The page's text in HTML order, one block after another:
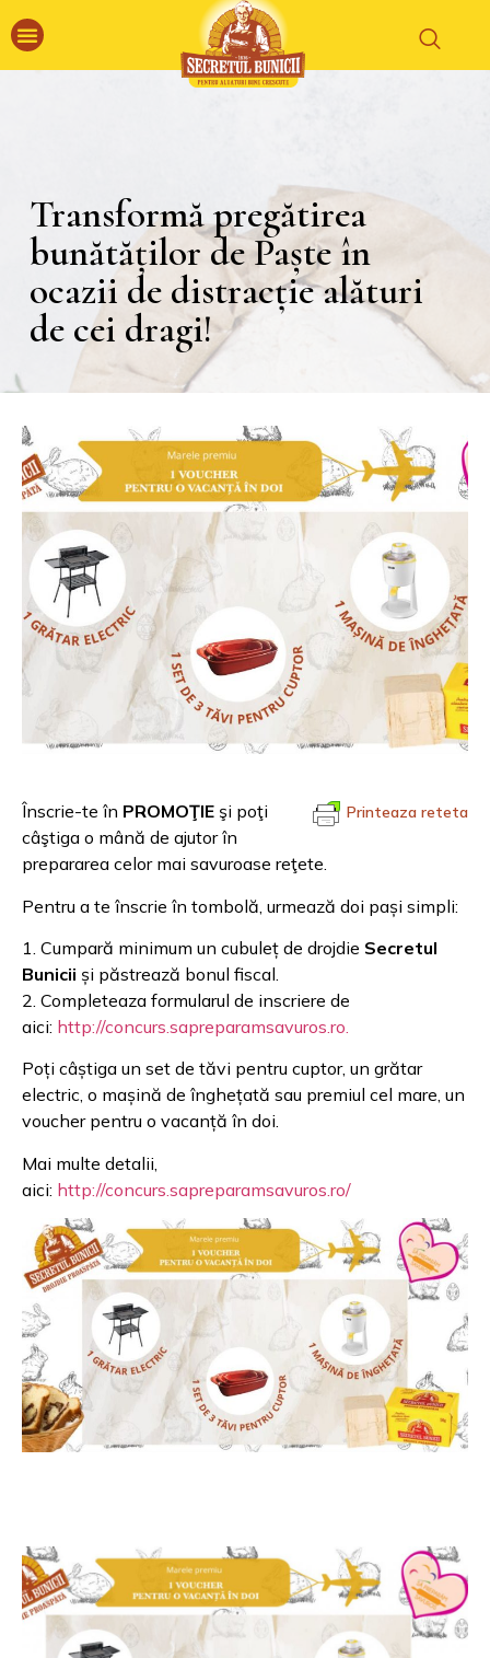
Transformă pregătirea
bunătăților de Paște în
ocazii de distracție alături
de cei dragi!
Printeaza reteta
Înscrie-te în PROMOŢIE şi poţi
câştiga o mână de ajutor în
prepararea celor mai savuroase reţete.
Pentru a te înscrie în tombolă, urmează doi pași simpli:
1. Cumpară minimum un cubuleț de drojdie Secretul
Bunicii și păstrează bonul fiscal.
2. Completeaza formularul de inscriere de
aici: http://concurs.sapreparamsavuros.ro.
Poți câștiga un set de tăvi pentru cuptor, un grătar
electric, o mașină de înghețată sau premiul cel mare, un
voucher pentru o vacanță în doi.
Mai multe detalii,
aici: http://concurs.sapreparamsavuros.ro/